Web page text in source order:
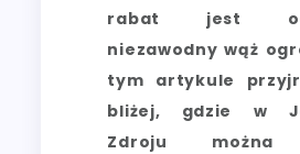
rabat jest
niezawodny wąż
tym artykule
bliżej, gdzie w
Zdroju można